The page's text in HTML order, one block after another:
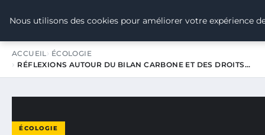
TOUR DE FRANCE POUR LE
ACCUEIL
ÉCOLOGIE
RÉFLEXIONS AUTOUR DU BILAN CARBONE ET DES DROITS…
ÉCOLOGIE
Nous utilisons des cookies pour améliorer votre expérience